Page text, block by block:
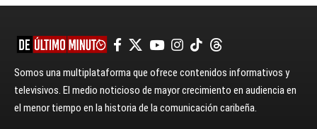
Somos una multiplataforma que ofrece contenidos informativos y
televisivos. El medio noticioso de mayor crecimiento en audiencia en
el menor tiempo en la historia de la comunicación caribeña.